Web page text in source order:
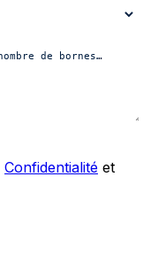
Confidentialité et